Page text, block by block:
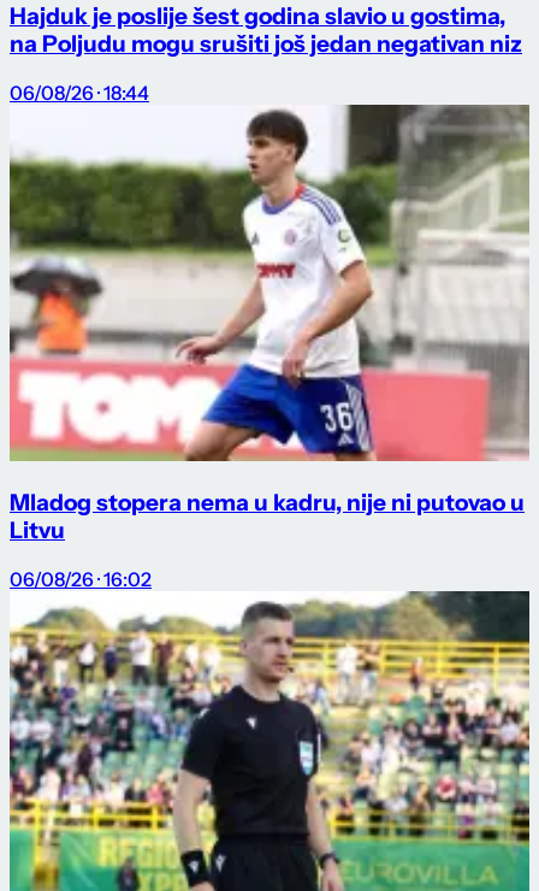
Hajduk je poslije šest godina slavio u gostima,
na Poljudu mogu srušiti još jedan negativan niz
06/08/26 · 18:44
Mladog stopera nema u kadru, nije ni putovao u
Litvu
06/08/26 · 16:02